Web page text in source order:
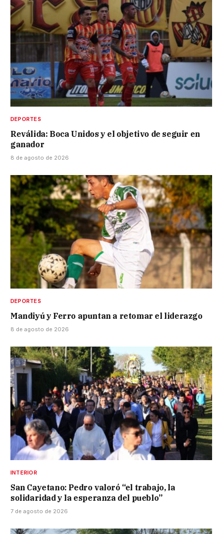
DEPORTES
Reválida: Boca Unidos y el objetivo de seguir en
ganador
8 de agosto de 2026
DEPORTES
Mandiyú y Ferro apuntan a retomar el liderazgo
8 de agosto de 2026
INTERIOR
San Cayetano: Pedro valoró “el trabajo, la
solidaridad y la esperanza del pueblo”
7 de agosto de 2026